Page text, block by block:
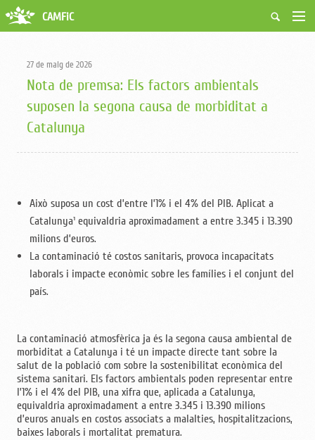
Qui som
Activitats
Borsa de treball
Ciutadans
CAMFiC
27 de maig de 2026
Nota de premsa: Els factors ambientals
suposen la segona causa de morbiditat a
Catalunya
Això suposa un cost d’entre l’1% i el 4% del PIB. Aplicat a
Catalunya¹ equivaldria aproximadament a entre 3.345 i 13.390
milions d’euros.
La contaminació té costos sanitaris, provoca incapacitats
laborals i impacte econòmic sobre les famílies i el conjunt del
país.
La contaminació atmosfèrica ja és la segona causa ambiental de
morbiditat a Catalunya i té un impacte directe tant sobre la
salut de la població com sobre la sostenibilitat econòmica del
sistema sanitari. Els factors ambientals poden representar entre
l’1% i el 4% del PIB, una xifra que, aplicada a Catalunya,
equivaldria aproximadament a entre 3.345 i 13.390 milions
d’euros anuals en costos associats a malalties, hospitalitzacions,
baixes laborals i mortalitat prematura.